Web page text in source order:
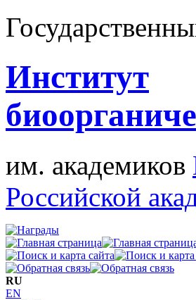
Институт
им. академиков
Российской
RU
EN